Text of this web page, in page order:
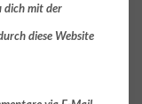
dich mit der
diese Website